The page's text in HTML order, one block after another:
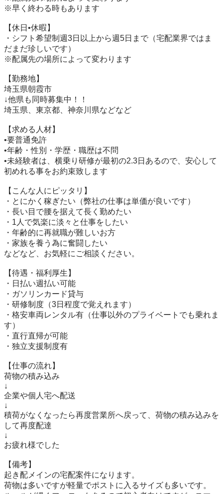
※早く終わる時もあります
【休日•休暇】
・シフト希望制週3日以上から週5日まで（宅配業界ではま
だまだ珍しいです）
※配属先の場所によって変わります
【勤務地】
埼玉県朝霞市
↓他県も同時募集中！！
埼玉県、東京都、神奈川県などなど
【求める人材】
•要普通免許
•年齢・性別・学歴・職歴は不問
•未経験者は、横乗り研修が最初の2.3日あるので、安心して
初めれる事をお約束致します
【こんな人にピッタリ】
・とにかく稼ぎたい（弊社の仕事は単価が良いです）
・長い目で腰を据えて長く勤めたい
・1人で気楽に淡々と仕事をしたい
・年齢的に再就職が難しいお方
・家族を養う為に奮闘したい
などなど、お気軽にご相談ください。
【待遇・福利厚生】
・日払い週払い可能
・ガソリンカード貸与
・研修制度（3日程度で覚えれます）
・格安車両レンタル有（仕事以外のプライベートでも乗れま
す）
・直行直帰が可能
・独立支援制度有
【仕事の流れ】
荷物の積み込み
↓
企業や個人宅へ配送
↓
積荷がなくなったら再度営業所へ戻って、荷物の積み込みを
して再度配達
↓
お疲れ様でした
【備考】
起き配メインの宅配案件になります。
荷物は多いですが軽量でポストに入るサイズも多いです。